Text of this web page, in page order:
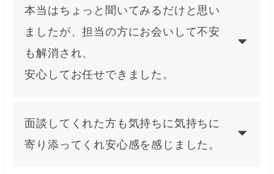
本当はちょっと聞いてみるだけと思い
ましたが、担当の方にお会いして不安
も解消され、
安心してお任せできました。
面談してくれた方も気持ちに気持ちに
寄り添ってくれ安心感を感じました。